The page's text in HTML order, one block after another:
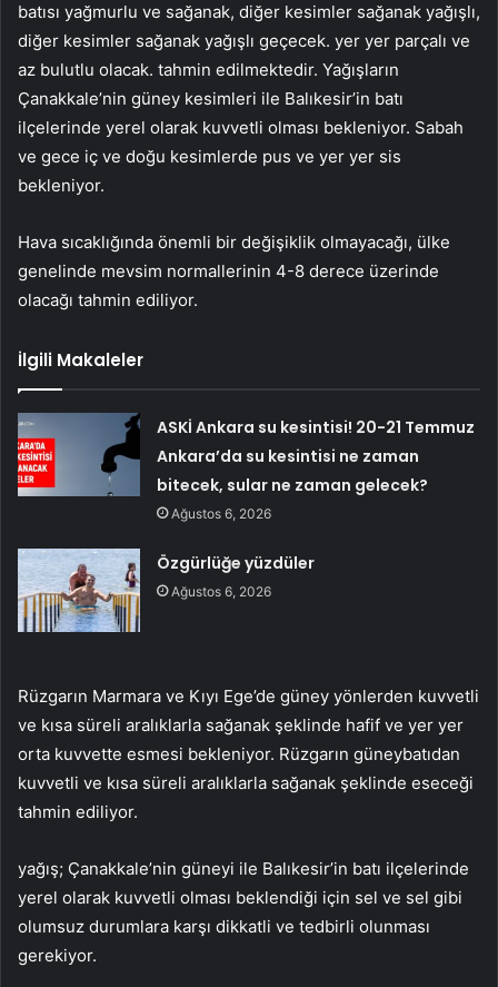
batısı yağmurlu ve sağanak, diğer kesimler sağanak yağışlı,
diğer kesimler sağanak yağışlı geçecek. yer yer parçalı ve
az bulutlu olacak. tahmin edilmektedir. Yağışların
Çanakkale’nin güney kesimleri ile Balıkesir’in batı
ilçelerinde yerel olarak kuvvetli olması bekleniyor. Sabah
ve gece iç ve doğu kesimlerde pus ve yer yer sis
bekleniyor.
Hava sıcaklığında önemli bir değişiklik olmayacağı, ülke
genelinde mevsim normallerinin 4-8 derece üzerinde
olacağı tahmin ediliyor.
İlgili Makaleler
ASKİ Ankara su kesintisi! 20-21 Temmuz
Ankara’da su kesintisi ne zaman
bitecek, sular ne zaman gelecek?
Ağustos 6, 2026
Özgürlüğe yüzdüler
Ağustos 6, 2026
Rüzgarın Marmara ve Kıyı Ege’de güney yönlerden kuvvetli
ve kısa süreli aralıklarla sağanak şeklinde hafif ve yer yer
orta kuvvette esmesi bekleniyor. Rüzgarın güneybatıdan
kuvvetli ve kısa süreli aralıklarla sağanak şeklinde eseceği
tahmin ediliyor.
yağış; Çanakkale’nin güneyi ile Balıkesir’in batı ilçelerinde
yerel olarak kuvvetli olması beklendiği için sel ve sel gibi
olumsuz durumlara karşı dikkatli ve tedbirli olunması
gerekiyor.